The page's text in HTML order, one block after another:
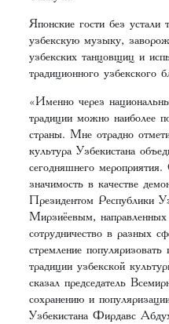
Японские гости без устали
узбекскую музыку,
узбекских танцовщиц и
традиционного узбекского
«Именно через
традиции можно наиболее
страны. Мне отрадно
культура Узбекистана
сегодняшнего
значимость в качестве
Президентом Республики
Мирзиёевым,
сотрудничество в разных
стремление
традиции узбекской
сказал председатель
сохранению и
Узбекистана Фирдавс